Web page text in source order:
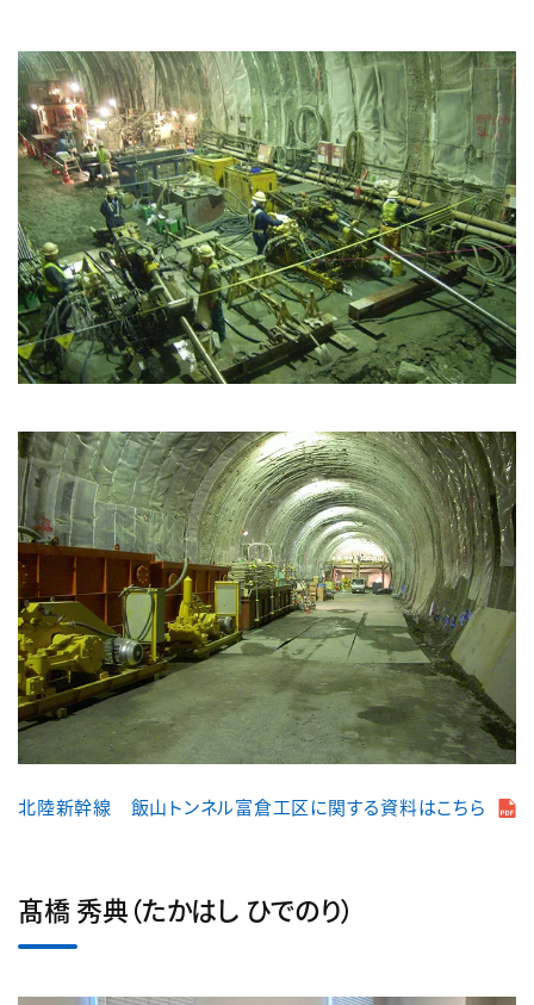
北陸新幹線 飯山トンネル富倉工区に関する資料はこちら
髙橋 秀典（たかはし ひでのり）